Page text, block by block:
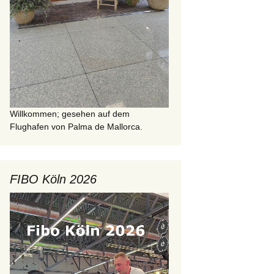
Willkommen; gesehen auf dem
Flughafen von Palma de Mallorca.
FIBO Köln 2026
Video-
Player